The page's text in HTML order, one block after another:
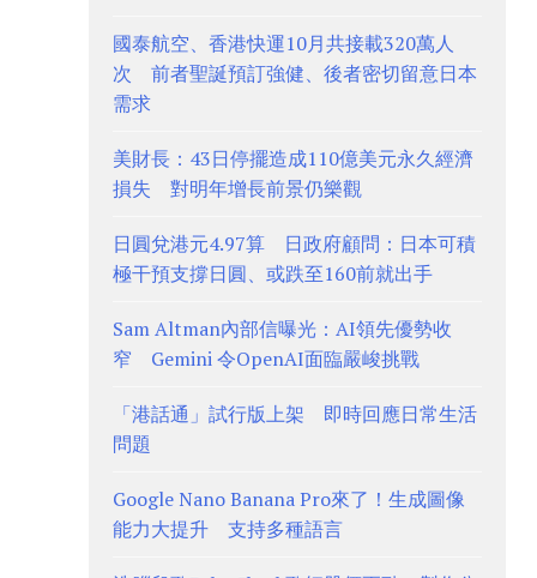
國泰航空、香港快運10月共接載320萬人
次 前者聖誕預訂強健、後者密切留意日本
需求
美財長：43日停擺造成110億美元永久經濟
損失 對明年增長前景仍樂觀
日圓兌港元4.97算 日政府顧問：日本可積
極干預支撐日圓、或跌至160前就出手
Sam Altman內部信曝光：AI領先優勢收
窄 Gemini 令OpenAI面臨嚴峻挑戰
「港話通」試行版上架 即時回應日常生活
問題
Google Nano Banana Pro來了！生成圖像
能力大提升 支持多種語言